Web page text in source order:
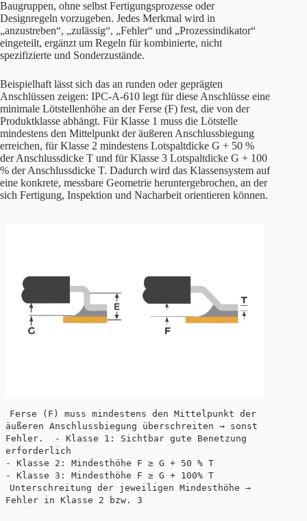
Baugruppen, ohne selbst Fertigungsprozesse oder
Designregeln vorzugeben. Jedes Merkmal wird in
„anzustreben“, „zulässig“, „Fehler“ und „Prozessindikator“
eingeteilt, ergänzt um Regeln für kombinierte, nicht
spezifizierte und Sonderzustände.
Beispielhaft lässt sich das an runden oder geprägten
Anschlüssen zeigen: IPC-A-610 legt für diese Anschlüsse eine
minimale Lötstellenhöhe an der Ferse (F) fest, die von der
Produktklasse abhängt. Für Klasse 1 muss die Lötstelle
mindestens den Mittelpunkt der äußeren Anschlussbiegung
erreichen, für Klasse 2 mindestens Lotspaltdicke G + 50 %
der Anschlussdicke T und für Klasse 3 Lotspaltdicke G + 100
% der Anschlussdicke T. Dadurch wird das Klassensystem auf
eine konkrete, messbare Geometrie heruntergebrochen, an der
sich Fertigung, Inspektion und Nacharbeit orientieren können.
Ferse (F) muss mindestens den Mittelpunkt der
äußeren Anschlussbiegung überschreiten → sonst
Fehler.
- Klasse 1: Sichtbar gute Benetzung
erforderlich
- Klasse 2: Mindesthöhe F ≥ G + 50 % T
- Klasse 3: Mindesthöhe F ≥ G + 100% T
Unterschreitung der jeweiligen Mindesthöhe →
Fehler in Klasse 2 bzw. 3